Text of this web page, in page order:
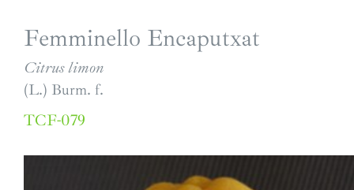
Femminello Encaputxat
Citrus limon
(L.) Burm. f.
TCF-079